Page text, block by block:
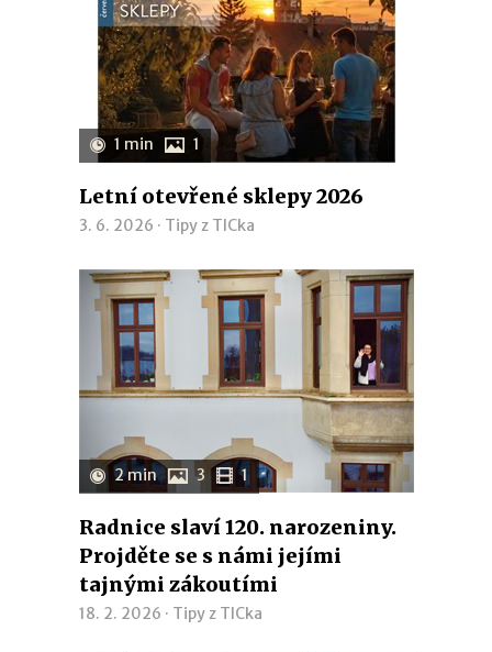
1 min 1
Letní otevřené sklepy 2026
3. 6. 2026 · Tipy z TICka
2 min 3 1
Radnice slaví 120. narozeniny.
Projděte se s námi jejími
tajnými zákoutími
18. 2. 2026 · Tipy z TICka